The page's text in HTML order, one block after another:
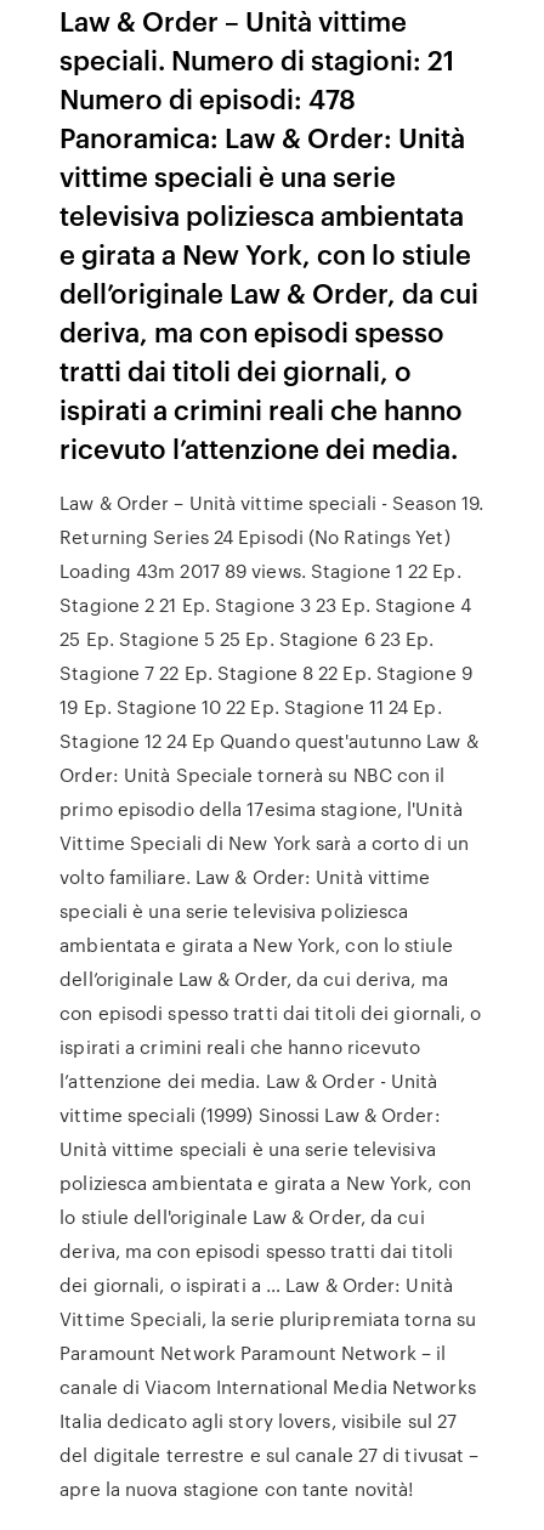
Law & Order – Unità vittime
speciali. Numero di stagioni: 21
Numero di episodi: 478
Panoramica: Law & Order: Unità
vittime speciali è una serie
televisiva poliziesca ambientata
e girata a New York, con lo stiule
dell’originale Law & Order, da cui
deriva, ma con episodi spesso
tratti dai titoli dei giornali, o
ispirati a crimini reali che hanno
ricevuto l’attenzione dei media.
Law & Order – Unità vittime speciali - Season 19.
Returning Series 24 Episodi (No Ratings Yet)
Loading 43m 2017 89 views. Stagione 1 22 Ep.
Stagione 2 21 Ep. Stagione 3 23 Ep. Stagione 4
25 Ep. Stagione 5 25 Ep. Stagione 6 23 Ep.
Stagione 7 22 Ep. Stagione 8 22 Ep. Stagione 9
19 Ep. Stagione 10 22 Ep. Stagione 11 24 Ep.
Stagione 12 24 Ep Quando quest'autunno Law &
Order: Unità Speciale tornerà su NBC con il
primo episodio della 17esima stagione, l'Unità
Vittime Speciali di New York sarà a corto di un
volto familiare. Law & Order: Unità vittime
speciali è una serie televisiva poliziesca
ambientata e girata a New York, con lo stiule
dell’originale Law & Order, da cui deriva, ma
con episodi spesso tratti dai titoli dei giornali, o
ispirati a crimini reali che hanno ricevuto
l’attenzione dei media. Law & Order - Unità
vittime speciali (1999) Sinossi Law & Order:
Unità vittime speciali è una serie televisiva
poliziesca ambientata e girata a New York, con
lo stiule dell'originale Law & Order, da cui
deriva, ma con episodi spesso tratti dai titoli
dei giornali, o ispirati a … Law & Order: Unità
Vittime Speciali, la serie pluripremiata torna su
Paramount Network Paramount Network – il
canale di Viacom International Media Networks
Italia dedicato agli story lovers, visibile sul 27
del digitale terrestre e sul canale 27 di tivusat –
apre la nuova stagione con tante novità!